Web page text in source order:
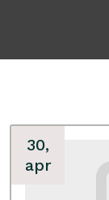
30,
apr